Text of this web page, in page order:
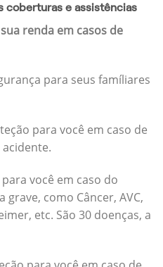
coberturas e assistências
renda em casos de
para seus famíliares
para você em caso de
você em caso do
como Câncer, AVC,
etc. São 30 doenças, a